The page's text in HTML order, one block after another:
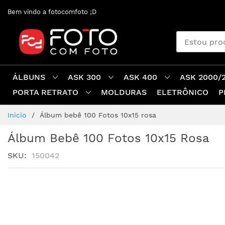
para
conteúdo
Bem vindo a fotocomfoto ;D
ÁLBUNS ASK 300 ASK 400 ASK 2000/
PORTA RETRATO
MOLDURAS ELETRÔNICO
Inicio Álbum bebê 100 Fotos 10x15 rosa
Álbum Bebê 100 Fotos 10x15 Rosa
SKU 150042